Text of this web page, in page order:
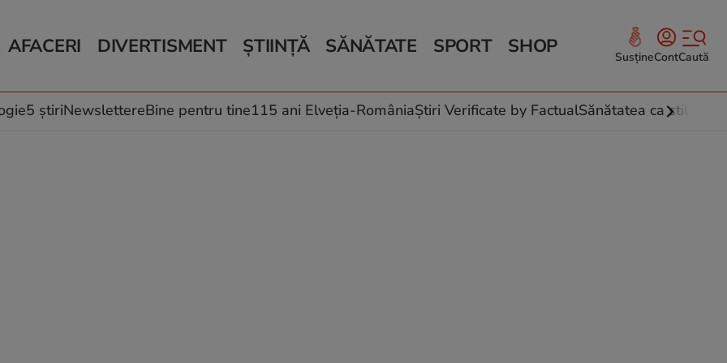
AFACERI
Auto
Locuri de muncă
DIVERTISMENT
Horoscop
Muzică și Filme
ȘTIINȚĂ
Schimbări climatice
SĂNĂTATE
Relații
Rețete culinare
SPORT SHOP SusțineContCaută
5 știriNewslettereBine pentru tine115 ani Elveția-RomâniaȘtiri Verificate by FactualSănătatea ca stil de